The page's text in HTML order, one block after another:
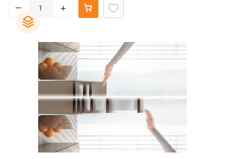
– +